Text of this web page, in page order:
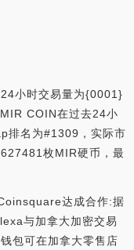
小时交易量为{0001}
COIN在过去24小
排名为#1309，实际市
枚MIR硬币，最
达成合作:据
与加拿大加密交易
包可在加拿大零售店